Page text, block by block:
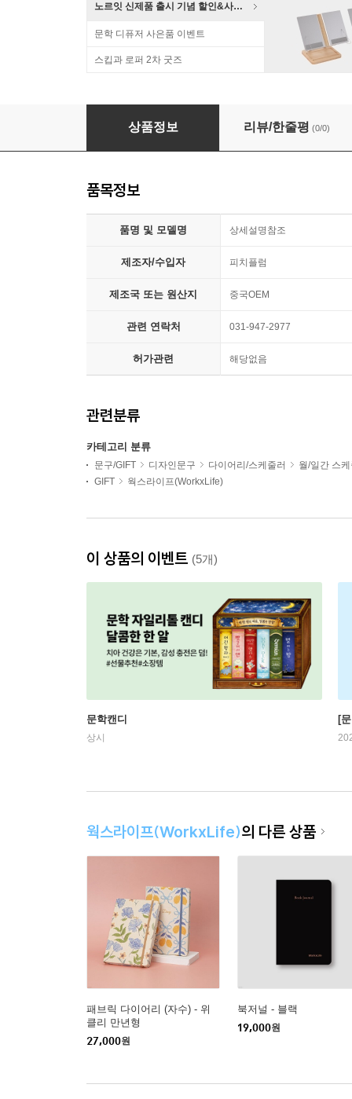
노르잇 신제품 출시 기념 할인&사은품 증정!
문학 디퓨저 사은품 이벤트
스킵과 로퍼 2차 굿즈
워크북 V2 (Work Book V2)
상품정보 리뷰/한줄평 (0/0)
품목정보
품명 및 모델명 상세설명참조
제조자/수입자 피치플럼
제조국 또는 원산지 중국OEM
관련 연락처 031-947-2977
허가관련 해당없음
관련분류
카테고리 분류
문구/GIFT 디자인문구 다이어리/스케줄러
월/일간 스
GIFT
웍스라이프(WorkxLife)
이 상품의 이벤트 (5개)
문학캔디
상시
[
웍스라이프(WorkxLife)의 다른 상품
패브릭 다이어리 (자수) - 위
클리 만년형
27,000원
북저널 - 블랙
19,000원